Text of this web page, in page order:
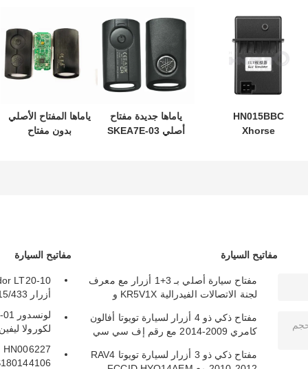
HN015BBC
Xhorse
ياماها جديدة مفتاح
أصلي SKEA7E-03
ياماها المفتاح الأصلي
بدون مفتاح
مفاتيح السيارة
أزرار 315/433 ميجاهرتز
لكورولا ليفين
مفاتيح السيارة
مفتاح سيارة أصلي بـ 3+1 أزرار مع معرف
لجنة الاتصالات الفيدرالية KR5V1X و
مفتاح ذكي ذو 4 أزرار لسيارة تويوتا أفالون
كامري 2009-2014 مع رقم إف سي سي
مفتاح ذكي ذو 3 أزرار لسيارة تويوتا RAV4